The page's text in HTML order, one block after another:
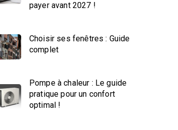
payer avant 2027 !
Choisir ses fenêtres : Guide
complet
Pompe à chaleur : Le guide
pratique pour un confort
optimal !